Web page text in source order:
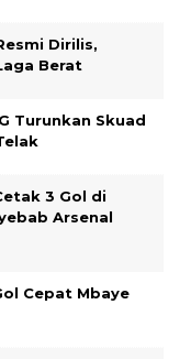
Dirilis,
Berat
Turunkan Skuad
3 Gol di
Arsenal
Cepat Mbaye